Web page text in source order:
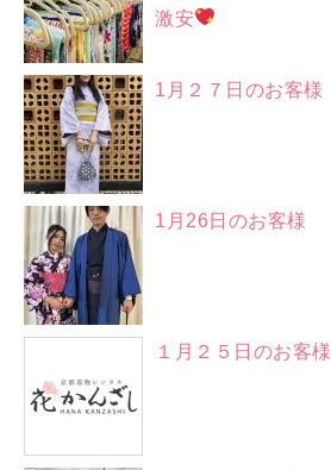
激安
1月２７日のお客様
1月26日のお客様
１月２５日のお客様